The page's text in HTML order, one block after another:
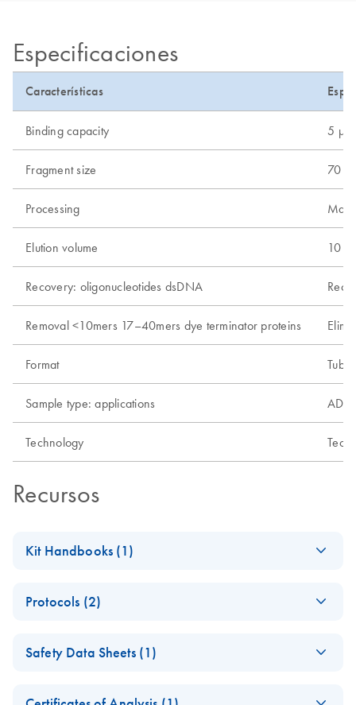
Especificaciones
Características
Binding capacity 5 µg
Fragment size 70
Processing
Elution volume 10 µl
Recovery: oligonucleotides dsDNA
Removal <10mers 17–40mers dye terminator proteins
Format Tubo
Sample type: applications
Technology
Recursos
Kit Handbooks (1)
Protocols (2)
Cleanup Kit (EN)
Sample cleanup for
EN Download
Safety Data Sheets (1)